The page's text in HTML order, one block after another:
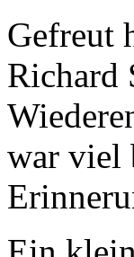
Gefreut
Richard
war viel